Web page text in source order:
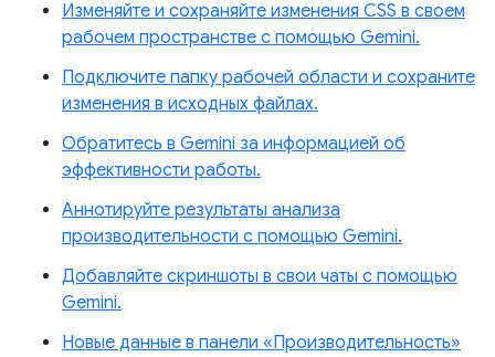
Изменяйте и сохраняйте изменения CSS в своем
рабочем пространстве с помощью Gemini.
Подключите папку рабочей области и сохраните
изменения в исходных файлах.
Обратитесь в Gemini за информацией об
эффективности работы.
Аннотируйте результаты анализа
производительности с помощью Gemini.
Добавляйте скриншоты в свои чаты с помощью
Gemini.
Новые данные в панели «Производительность»